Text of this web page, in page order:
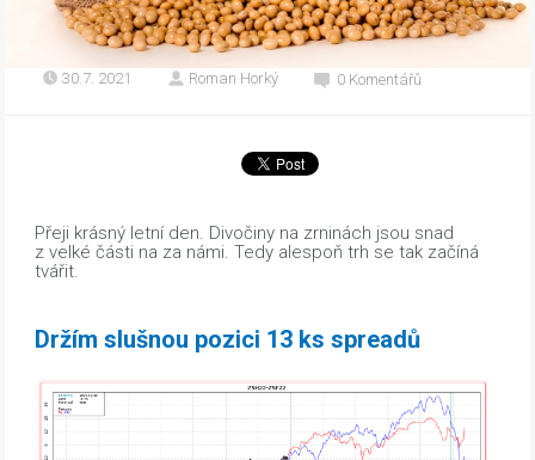
30.7. 2021 Roman Horký 0 Komentářů
Přeji krásný letní den. Divočiny na zrninách jsou snad
z velké části na za námi. Tedy alespoň trh se tak začíná
tvářit.
Držím slušnou pozici 13 ks spreadů